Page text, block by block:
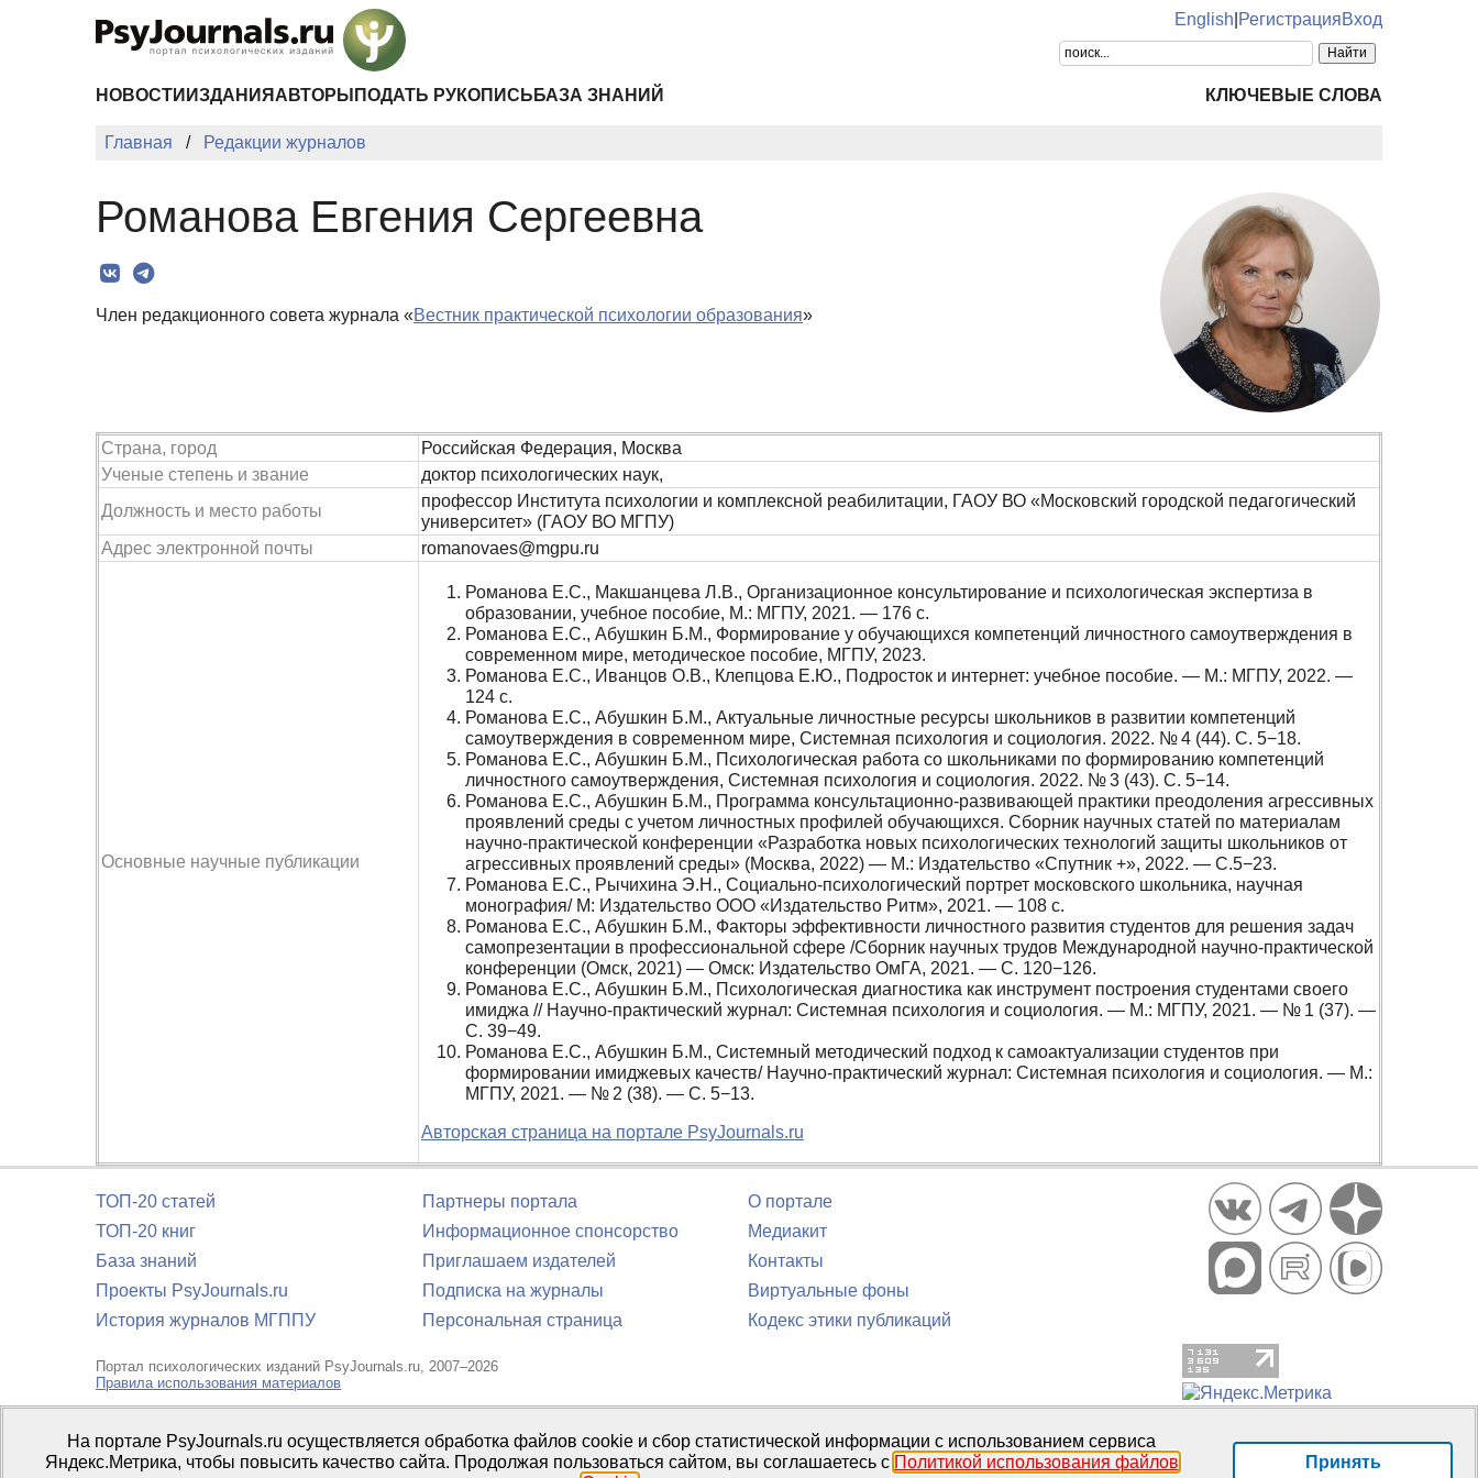
English РегистрацияВход
НОВОСТИ ИЗДАНИЯ АВТОРЫ ПОДАТЬ РУКОПИСЬ БАЗА ЗНАНИЙ КЛЮЧЕВЫЕ СЛОВА
Главная Редакции журналов
Романова Евгения Сергеевна
Член редакционного совета журнала «Вестник практической психологии образования»
Страна, город
Российская Федерация, Москва
Ученые степень и звание
доктор психологических наук,
Должность и место работы
профессор Института психологии и комплексной реабилитации, ГАОУ ВО «Московский городской педагогический
университет» (ГАОУ ВО МГПУ)
Адрес электронной почты
romanovaes@mgpu.ru
Основные научные публикации
Романова Е.С., Макшанцева Л.В., Организационное консультирование и психологическая экспертиза в
образовании, учебное пособие, М.: МГПУ, 2021. — 176 с.
Романова Е.С., Абушкин Б.М., Формирование у обучающихся компетенций личностного самоутверждения в
современном мире, методическое пособие, МГПУ, 2023.
Романова Е.С., Иванцов О.В., Клепцова Е.Ю., Подросток и интернет: учебное пособие. — М.: МГПУ, 2022. —
124 с.
Романова Е.С., Абушкин Б.М., Актуальные личностные ресурсы школьников в развитии компетенций
самоутверждения в современном мире, Системная психология и социология. 2022. № 4 (44). С. 5−18.
Романова Е.С., Абушкин Б.М., Психологическая работа со школьниками по формированию компетенций
личностного самоутверждения, Системная психология и социология. 2022. № 3 (43). С. 5−14.
Романова Е.С., Абушкин Б.М., Программа консультационно-развивающей практики преодоления агрессивных
проявлений среды с учетом личностных профилей обучающихся. Сборник научных статей по материалам
научно-практической конференции «Разработка новых психологических технологий защиты школьников от
агрессивных проявлений среды» (Москва, 2022) — М.: Издательство «Спутник +», 2022. — С.5−23.
Романова Е.С., Рычихина Э.Н., Социально-психологический портрет московского школьника, научная
монография/ М: Издательство ООО «Издательство Ритм», 2021. — 108 с.
Романова Е.С., Абушкин Б.М., Факторы эффективности личностного развития студентов для решения задач
самопрезентации в профессиональной сфере /Сборник научных трудов Международной научно-практической
конференции (Омск, 2021) — Омск: Издательство ОмГА, 2021. — С. 120−126.
Романова Е.С., Абушкин Б.М., Психологическая диагностика как инструмент построения студентами своего
имиджа // Научно-практический журнал: Системная психология и социология. — М.: МГПУ, 2021. — № 1 (37). —
С. 39−49.
Романова Е.С., Абушкин Б.М., Системный методический подход к самоактуализации студентов при
формировании имиджевых качеств/ Научно-практический журнал: Системная психология и социология. — М.:
МГПУ, 2021. — № 2 (38). — С. 5−13.
Авторская страница на портале PsyJournals.ru
ТОП-20 статей
ТОП-20 книг
База знаний
Проекты PsyJournals.ru
История журналов МГППУ
Партнеры портала
Информационное спонсорство
Приглашаем издателей
Подписка на журналы
Персональная страница
О портале
Медиакит
Контакты
Виртуальные фоны
Кодекс этики публикаций
Портал психологических изданий PsyJournals.ru, 2007–2026
Правила использования материалов
Свидетельство регистрации СМИЭл № ФС77-66447 от 14 июля 2016 г.
Издатель:ФГБОУ ВО МГППУ
На портале PsyJournals.ru осуществляется обработка файлов cookie и сбор статистической информации с использованием сервиса
Яндекс.Метрика, чтобы повысить качество сайта. Продолжая пользоваться сайтом, вы соглашаетесь с Политикой использования файлов
Принять